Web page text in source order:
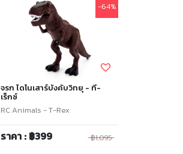
-64%
จรก ไดโนเสาร์บังคับวิทยุ - ที-
เร็กซ์
RC Animals - T-Rex
ราคา : ฿399 ฿1,095